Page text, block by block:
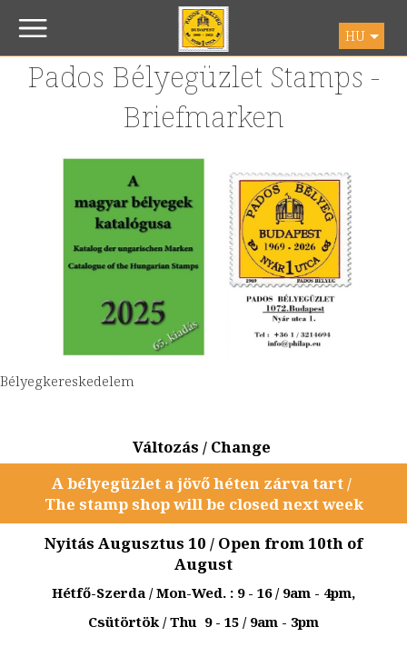
HU
Pados Bélyegüzlet Stamps -
Briefmarken
Bélyegkereskedelem
Változás / Change
A bélyegüzlet a jövő héten zárva tart /
The stamp shop will be closed next week
Nyitás Augusztus 10 / Open from 10th of
August
Hétfő-Szerda / Mon-Wed. : 9 - 16 / 9am - 4pm,
Csütörtök / Thu 9 - 15 / 9am - 3pm